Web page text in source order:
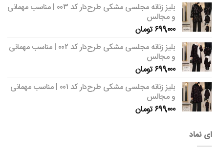
بلیز زنانه مجلسی مشکی طرح‌دار کد 003 | مناسب مهمانی
و مجالس
699,000 تومان
بلیز زنانه مجلسی مشکی طرح‌دار کد 002 | مناسب مهمانی
و مجالس
699,000 تومان
بلیز زنانه مجلسی مشکی طرح‌دار کد 001 | مناسب مهمانی
و مجالس
699,000 تومان
ای نماد